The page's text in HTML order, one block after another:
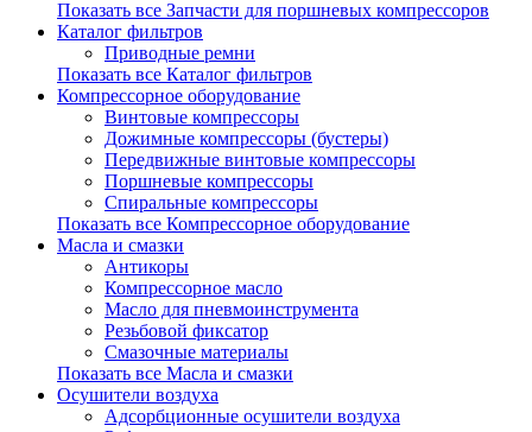
Показать все Запчасти для поршневых компрессоров
Каталог фильтров
Приводные ремни
Показать все Каталог фильтров
Компрессорное оборудование
Винтовые компрессоры
Дожимные компрессоры (бустеры)
Передвижные винтовые компрессоры
Поршневые компрессоры
Спиральные компрессоры
Показать все Компрессорное оборудование
Масла и смазки
Антикоры
Компрессорное масло
Масло для пневмоинструмента
Резьбовой фиксатор
Смазочные материалы
Показать все Масла и смазки
Осушители воздуха
Адсорбционные осушители воздуха